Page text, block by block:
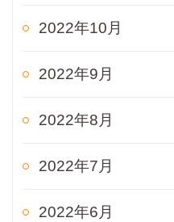
2022年10月
2022年9月
2022年8月
2022年7月
2022年6月